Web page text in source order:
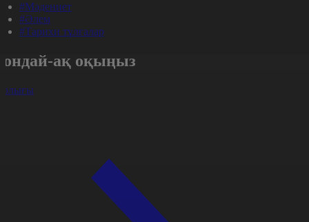
#Мәдениет
#Әлем
#Тарихи тұлғалар
ақ оқыңыз